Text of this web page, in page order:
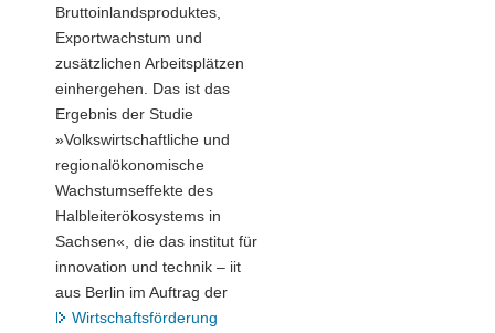
Bruttoinlandsproduktes,
Exportwachstum und
zusätzlichen Arbeitsplätzen
einhergehen. Das ist das
Ergebnis der Studie
»Volkswirtschaftliche und
regionalökonomische
Wachstumseffekte des
Halbleiterökosystems in
Sachsen«, die das institut für
innovation und technik – iit
aus Berlin im Auftrag der
Wirtschaftsförderung